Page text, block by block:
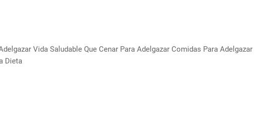
Vida Saludable Que Cenar Para Adelgazar Comidas Para Adelgazar
Dieta